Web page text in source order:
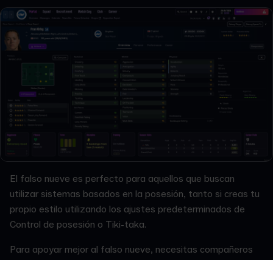
El falso nueve es perfecto para aquellos que buscan
utilizar sistemas basados en la posesión, tanto si creas tu
propio estilo utilizando los ajustes predeterminados de
Control de posesión o Tiki-taka.
Para apoyar mejor al falso nueve, necesitas compañeros